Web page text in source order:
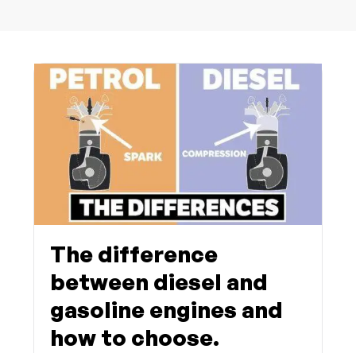
The difference
between diesel and
gasoline engines and
how to choose.